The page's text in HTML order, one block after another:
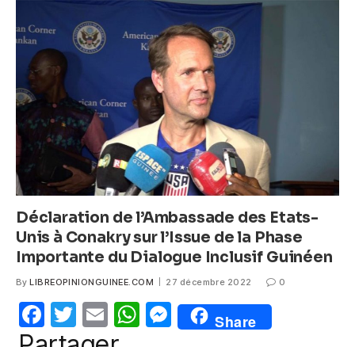
o
o
k
p
p
n
g
er
Déclaration de l’Ambassade des Etats-
Unis à Conakry sur l’Issue de la Phase
Importante du Dialogue Inclusif Guinéen
By LIBREOPINIONGUINEE.COM 27 décembre 2022 0
F
a
T
w
E
m
W M
e
Share